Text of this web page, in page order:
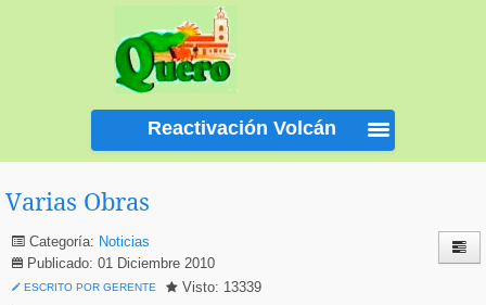
Reactivación Volcán
Tungurahua
Varias Obras
Categoría: Noticias
Publicado: 01 Diciembre 2010
ESCRITO POR GERENTE Visto: 13339